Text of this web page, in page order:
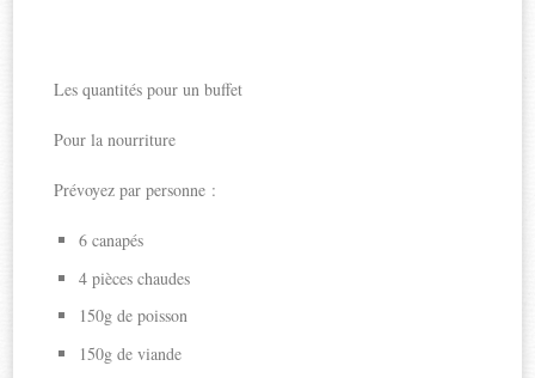
Les quantités pour un buffet
Pour la nourriture
Prévoyez par personne :
6 canapés
4 pièces chaudes
150g de poisson
150g de viande